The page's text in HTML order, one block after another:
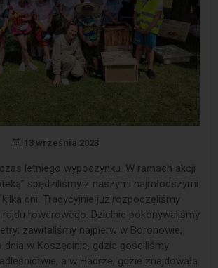
13 września 2023
letniego wypoczynku. W ramach akcji
spędziliśmy z naszymi najmłodszymi
dni. Tradycyjnie już rozpoczęliśmy
rowerowego. Dzielnie pokonywaliśmy
zawitaliśmy najpierw w Boronowie,
dnia w Koszęcinie, gdzie gościliśmy
a w Hadrze, gdzie znajdowała